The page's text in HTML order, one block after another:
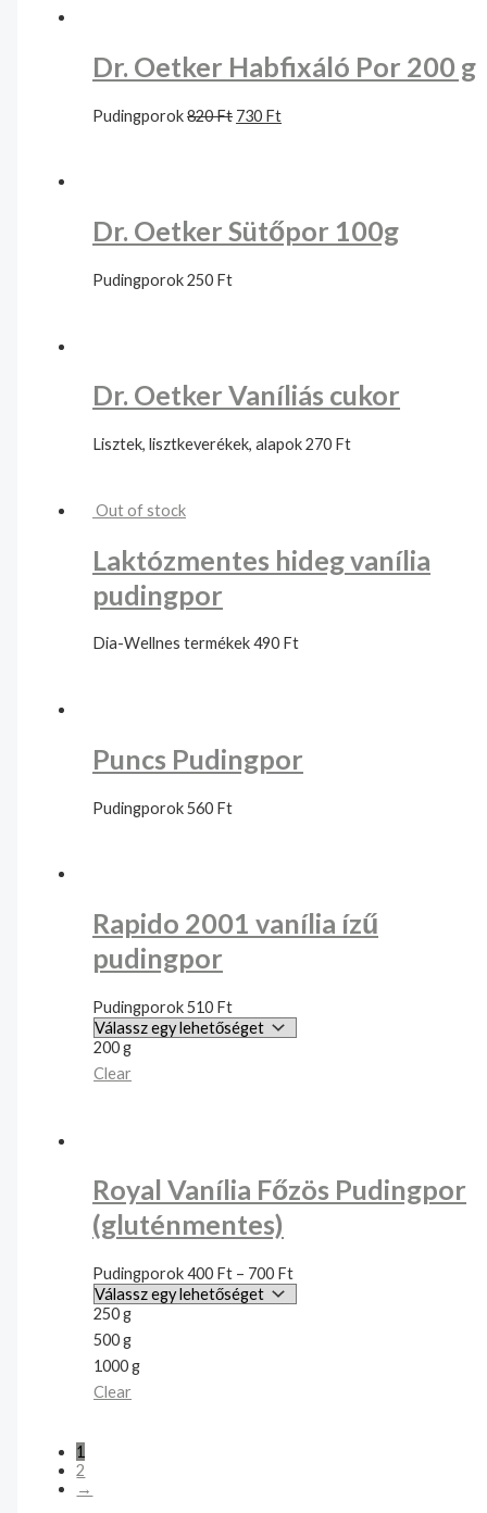
Dr. Oetker Habfixáló Por 200 g
Pudingporok820Ft 730 Ft
Dr. Oetker Sütőpor 100g
Pudingporok250 Ft
Dr. Oetker Vaníliás cukor
Lisztek, lisztkeverékek, alapok270 Ft
Out of stock
Laktózmentes hideg vanília
pudingpor
Dia-Wellnes termékek490 Ft
Puncs Pudingpor
Pudingporok560 Ft
Rapido 2001 vanília ízű
pudingpor
Pudingporok510 Ft
200 g
Clear
Royal Vanília Főzös Pudingpor
(gluténmentes)
Pudingporok400 Ft – 700 Ft
250 g
500 g
1000 g
Clear
1
2
→